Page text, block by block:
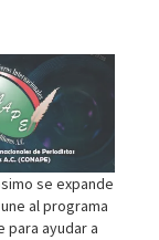
se expande
al programa
para ayudar a